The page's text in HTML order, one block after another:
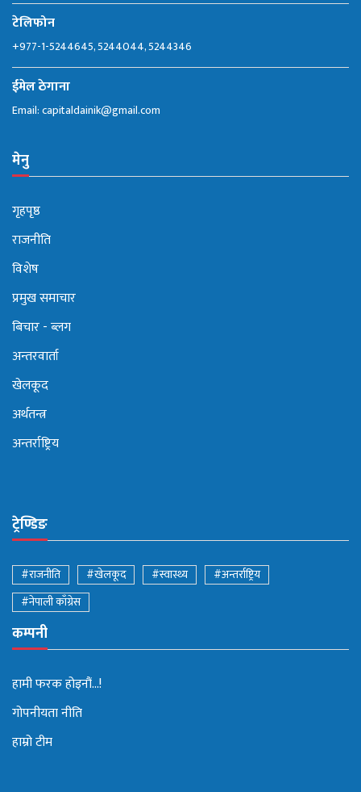
टेलिफोन
+977-1-5244645, 5244044, 5244346
ईमेल ठेगाना
Email:capitaldainik@gmail.com
मेनु
गृहपृष्ठ
राजनीति
विशेष
प्रमुख समाचार
बिचार - ब्लग
अन्तरवार्ता
खेलकूद
अर्थतन्त्र
अन्तर्राष्ट्रिय
ट्रेण्डिङ
#राजनीति #खेलकूद #स्वास्थ्य
#अन्तर्राष्ट्रिय
#नेपाली काँग्रेस
कम्पनी
हामी फरक होइनौं...!
गोपनीयता नीति
हाम्रो टीम